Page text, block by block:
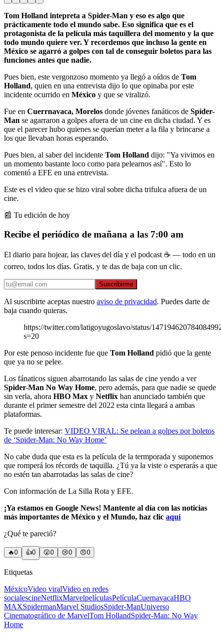
Tom Holland intepreta a Spider-Man y eso es algo que
prácticamente todo el mundo sabe. Eso significa que es el
protagonista de la película más taquillera del momento y la que
todo mundo quiere ver. Y recordemos que incluso la gente en
México se agarró a golpes con tal de conseguir boletos para las
funciones antes que nadie.
Pues bien, este vergonzoso momento ya llegó a oídos de Tom
Holland, quien en una entrevista dijo lo que opinaba por este
incidente ocurrido en México y que se viralizó.
Fue en Cuerrnavaca, Morelos donde jóvenes fanáticos de Spider-
Man se agarraron a golpes afuera de un cine en dicha ciudad. Y es
que el parecer hubo quienes se querían meter a la fila y brincarse a
los que llevaban horas esperando.
Pues bien, al saber del incidente Tom Holland dijo: "Ya vivimos en
un momento bastante loco como para pelearnos así". Esto lo
comentó a EFE en una entrevista.
Este es el video que se hizo viral sobre dicha trifulca afuera de un
cine.
📰 Tu edición de hoy
Recibe el periódico de mañana a las 7:00 am
El diario para hojear, las claves del día y el podcast ☕ — todo en un
correo, todos los días. Gratis, y te das de baja con un clic.
Suscribirme
Al suscribirte aceptas nuestro aviso de privacidad. Puedes darte de
baja cuando quieras.
https://twitter.com/latigoyugoslavo/status/
s=20
Por este penoso incidente fue que Tom Holland pidió que la gente
que ya no se pelee.
Los fánaticos siguen abarrotando las salas de cine yendo a ver
Spider-Man No Way Home, pero además, para que nadie se quede
sin verla, ahora HBO Max y Netflix han anunciado también que
durante el primer semestre del 2022 esta cinta llegará a ambas
plataformas.
Te puede interesar: VIDEO VIRAL: Se pelean a golpes por boletos
de ‘Spider-Man: No Way Home’
No cabe duda que esta es la película de la termporada y suponemos
que romperá los récords de taquilla. ¿Tú ya la viste o esperarás a que
no estén tan abarrotadas las salas de cine?
Con información de La Silla Rota y EFE.
¡Ya estamos en Google News! Mantente al día con las noticias
más importantes de México y el Mundo, haz clic aquí
¿Qué te pareció?
🔥0 👍0 😲0 😢0 😠0
Etiquetas
MéxicoVideo viralVideo en redes
socialescineNetflixMarvelpelículasPelículaCuernavacaHBO
MAXSpidermanMarvel StudiosSpider-ManUniverso
Cinematográfico de MarvelTom HollandSpider-Man: No Way
Home